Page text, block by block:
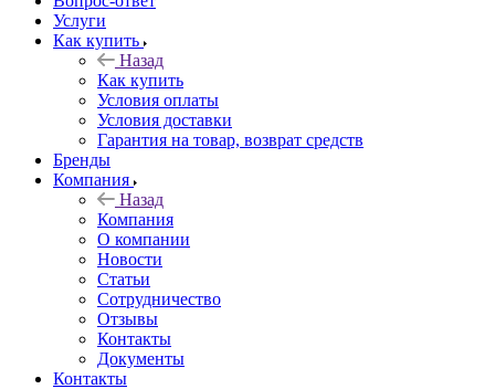
Услуги
Как купить
Назад
Как купить
Условия оплаты
Условия доставки
Гарантия на товар, возврат средств
Бренды
Компания
Назад
Компания
О компании
Новости
Статьи
Сотрудничество
Отзывы
Контакты
Документы
Контакты